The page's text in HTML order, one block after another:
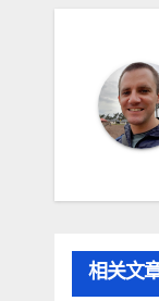
相关文